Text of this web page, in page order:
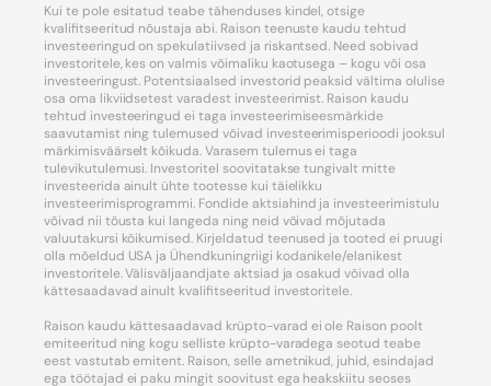
Kui te pole esitatud teabe tähenduses kindel, otsige
kvalifitseeritud nõustaja abi. Raison teenuste kaudu tehtud
investeeringud on spekulatiivsed ja riskantsed. Need sobivad
investoritele, kes on valmis võimaliku kaotusega – kogu või osa
investeeringust. Potentsiaalsed investorid peaksid vältima olulise
osa oma likviidsetest varadest investeerimist. Raison kaudu
tehtud investeeringud ei taga investeerimiseesmärkide
saavutamist ning tulemused võivad investeerimisperioodi jooksul
märkimisväärselt kõikuda. Varasem tulemus ei taga
tulevikutulemusi. Investoritel soovitatakse tungivalt mitte
investeerida ainult ühte tootesse kui täielikku
investeerimisprogrammi. Fondide aktsiahind ja investeerimistulu
võivad nii tõusta kui langeda ning neid võivad mõjutada
valuutakursi kõikumised. Kirjeldatud teenused ja tooted ei pruugi
olla mõeldud USA ja Ühendkuningriigi kodanikele/elanikest
investoritele. Välisväljaandjate aktsiad ja osakud võivad olla
kättesaadavad ainult kvalifitseeritud investoritele.
Raison kaudu kättesaadavad krüpto-varad ei ole Raison poolt
emiteeritud ning kogu selliste krüpto-varadega seotud teabe
eest vastutab emitent. Raison, selle ametnikud, juhid, esindajad
ega töötajad ei paku mingit soovitust ega heakskiitu seoses